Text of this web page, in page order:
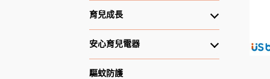
育兒成長
安心育兒電器
驅蚊防護